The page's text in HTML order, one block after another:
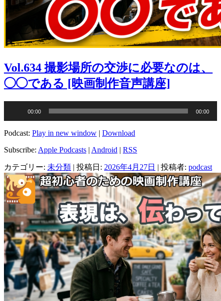
Vol.634 撮影場所の交渉に必要なのは、
◯◯である [映画制作音声講座]
レ
ー
ー
00:00 00:00
Podcast: Play in new window | Download
Subscribe: Apple Podcasts | Android | RSS
カテゴリー: 未分類 | 投稿日: 2026年4月27日 | 投稿者: podcast